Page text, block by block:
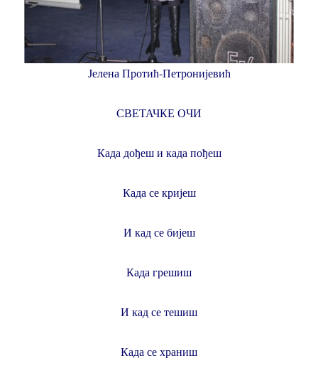
Јелена Протић-Петронијевић
СВЕТАЧКЕ ОЧИ
Када дођеш и када пођеш
Када се кријеш
И кад се бијеш
Када грешиш
И кад се тешиш
Када се храниш